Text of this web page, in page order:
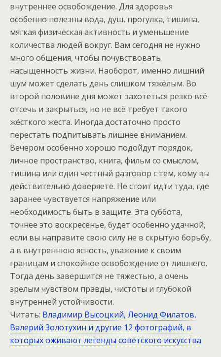
внутреннее освобождение. Для здоровья
особенно полезны вода, душ, прогулка, тишина,
мягкая физическая активность и уменьшение
количества людей вокруг. Вам сегодня не нужно
много общения, чтобы почувствовать
насыщенность жизни. Наоборот, именно лишний
шум может сделать день слишком тяжёлым. Во
второй половине дня может захотеться резко всё
отсечь и закрыться, но не всё требует такого
жёсткого жеста. Иногда достаточно просто
перестать подпитывать лишнее вниманием.
Вечером особенно хорошо подойдут порядок,
личное пространство, книга, фильм со смыслом,
тишина или один честный разговор с тем, кому вы
действительно доверяете. Не стоит идти туда, где
заранее чувствуется напряжение или
необходимость быть в защите. Эта суббота,
точнее это воскресенье, будет особенно удачной,
если вы направите свою силу не в скрытую борьбу,
а в внутреннюю ясность, уважение к своим
границам и спокойное освобождение от лишнего.
Тогда день завершится не тяжестью, а очень
зрелым чувством правды, чистоты и глубокой
внутренней устойчивости.
Читать: Владимир Высоцкий, Леонид Филатов,
Валерий Золотухин и другие 12 фотографий, в
которых оживают легенды советского искусства